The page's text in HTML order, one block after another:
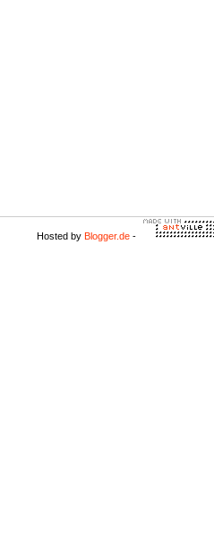
Hosted by Blogger.de -